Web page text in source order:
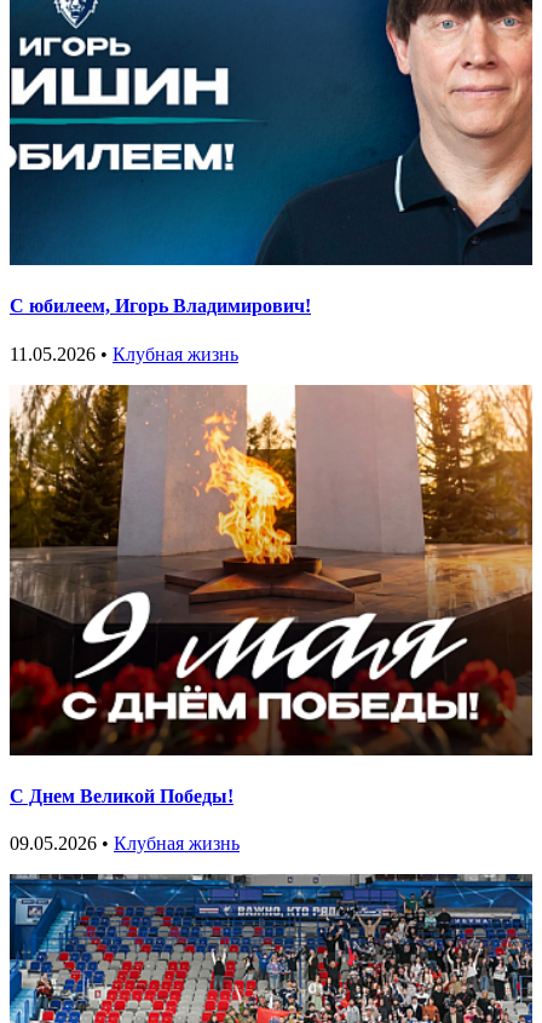
С юбилеем, Игорь Владимирович!
11.05.2026 • Клубная жизнь
С Днем Великой Победы!
09.05.2026 • Клубная жизнь